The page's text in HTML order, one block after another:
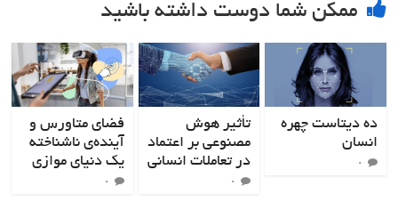
ممکن شما دوست داشته باشید
ده دیتاست چهره
انسان
۰
تأثیر هوش
مصنوعی بر اعتماد
در تعاملات انسانی
۰
فضای متاورس و
آینده‌ی ناشناخته
یک دنیای موازی
۰